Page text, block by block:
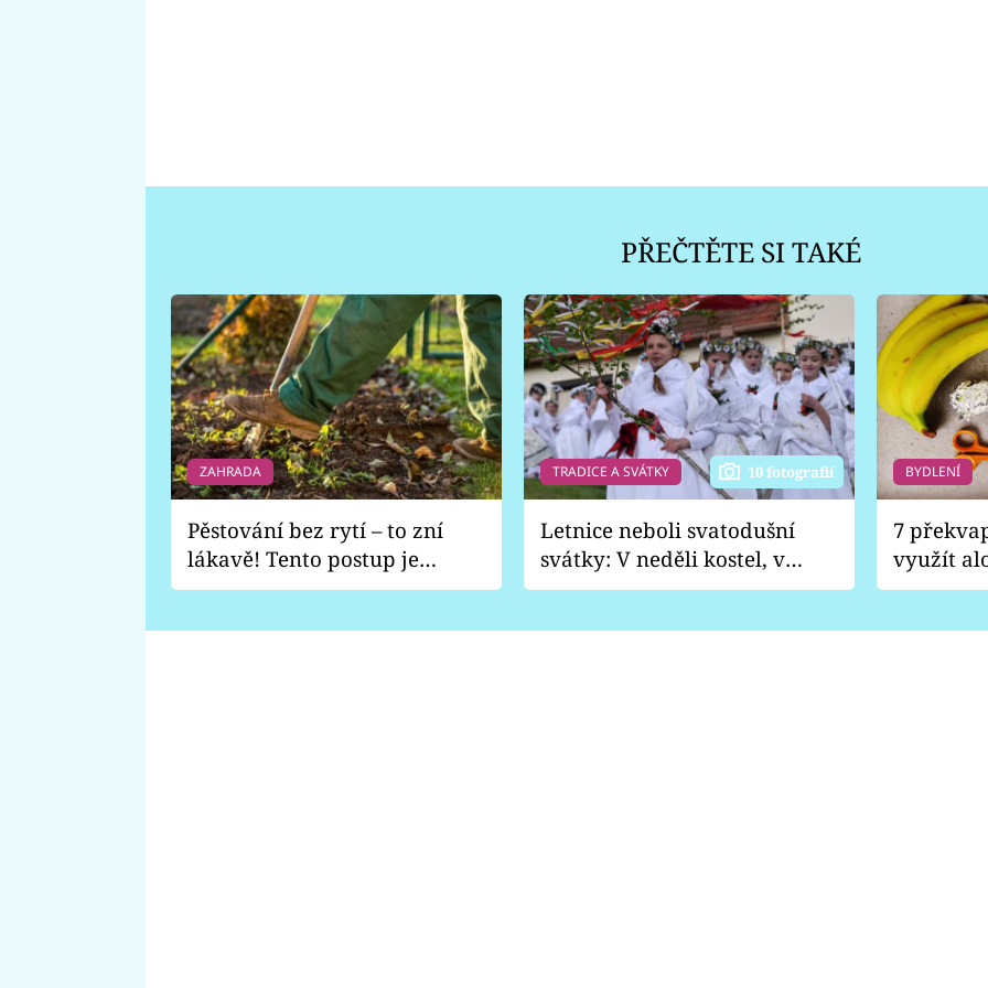
PŘEČTĚTE SI TAKÉ
ZAHRADA
Pěstování bez rytí – to zní
lákavě! Tento postup je
vhodný jen pro některé
TRADICE A SVÁTKY 10 fotografií
Letnice neboli svatodušní
svátky: V neděli kostel, v
pondělí zábava
BYDLENÍ
7
využít